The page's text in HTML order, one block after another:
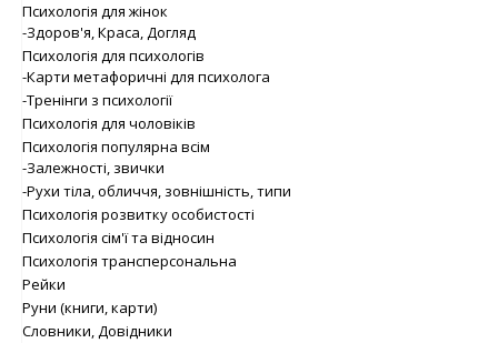
Психологія для жінок
-Здоров'я, Краса, Догляд
Психологія для психологів
-Карти метафоричні для психолога
-Тренінги з психології
Психологія для чоловіків
Психологія популярна всім
-Залежності, звички
-Рухи тіла, обличчя, зовнішність, типи
Психологія розвитку особистості
Психологія сім'ї та відносин
Психологія трансперсональна
Рейки
Руни (книги, карти)
Словники, Довідники